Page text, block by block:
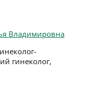
Владимировна
гинеколог,